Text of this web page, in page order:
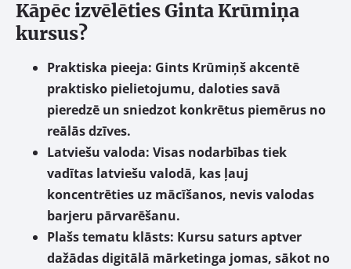
Kāpēc izvēlēties Ginta Krūmiņa
kursus?
Praktiska pieeja: Gints Krūmiņš akcentē
praktisko pielietojumu, daloties savā
pieredzē un sniedzot konkrētus piemērus no
reālās dzīves.
Latviešu valoda: Visas nodarbības tiek
vadītas latviešu valodā, kas ļauj
koncentrēties uz mācīšanos, nevis valodas
barjeru pārvarēšanu.
Plašs tematu klāsts: Kursu saturs aptver
dažādas digitālā mārketinga jomas, sākot no